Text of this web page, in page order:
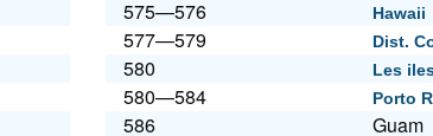
575—576 Hawaii
577—579 Dist.
580 Les
580—584 Porto
586
Guam